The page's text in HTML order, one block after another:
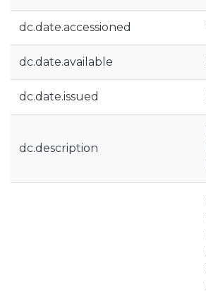
dc.date.accessioned
dc.date.available
dc.date.issued
dc.description